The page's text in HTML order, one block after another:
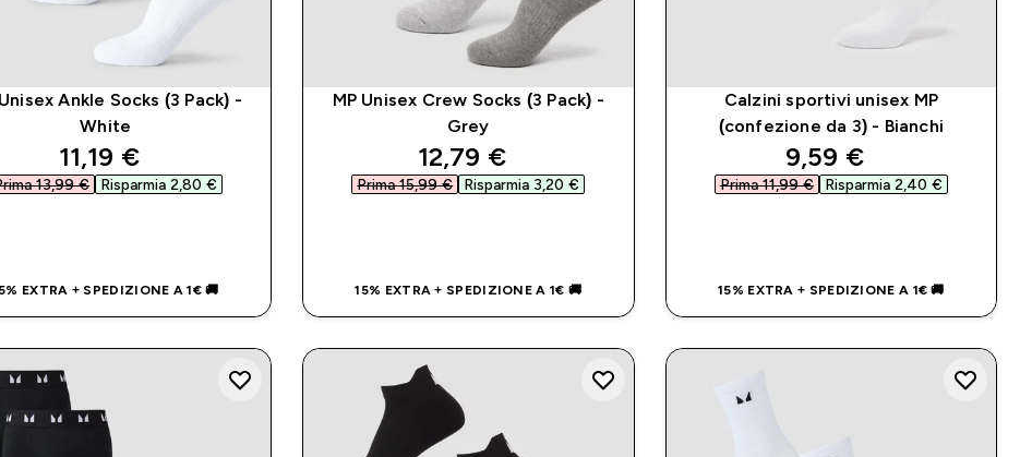
Ankle Socks (3 Pack) -
White
discounted price
11,19 €‎
13,99 €‎ Risparmia 2,80 €‎
EXTRA + SPEDIZIONE A 1€ 🚚
MP Unisex Crew Socks (3 Pack) -
Grey
discounted price
12,79 €‎
Prima 15,99 €‎ Risparmia 3,20 €‎
15% EXTRA + SPEDIZIONE A 1€ 🚚
Calzini sportivi unisex MP
(confezione da 3) - Bianchi
discounted price
9,59 €‎
Prima 11,99 €‎ Risparmia 2,40 €‎
15% EXTRA + SPEDIZIONE A 1€ 🚚